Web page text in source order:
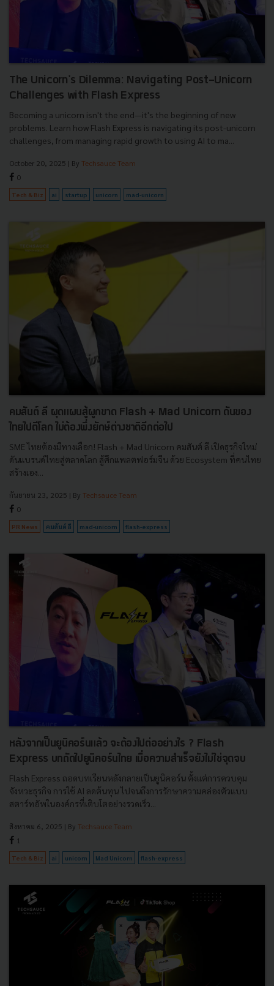
The Unicorn's Dilemma: Navigating Post-Unicorn
Challenges with Flash Express
Becoming a unicorn isn't the end—it's the beginning of new
problems. Learn how Flash Express is navigating its post-unicorn
challenges, from managing rapid growth to using AI to ma...
October 20, 2025 | By Techsauce Team
0
Tech & Biz ai startup unicorn mad-unicorn
คมสันต์ ลี ผุดแผนสู้ผูกขาด Flash + Mad Unicorn ดันของ
ไทยไปตีโลก ไม่ต้องพึ่งยักษ์ต่างชาติอีกต่อไป
SME ไทยต้องมีทางเลือก! Flash + Mad Unicorn คมสันต์ ลี เปิดธุรกิจใหม่
ดันแบรนด์ไทยสู่ตลาดโลก สู้ศึกแพลตฟอร์มจีน ด้วย Ecosystem ที่คนไทย
สร้างเอง...
กันยายน 23, 2025 | By Techsauce Team
0
PR News คมสันต์ ลี mad-unicorn flash-express
หลังจากเป็นยูนิคอร์นแล้ว จะต้องไปต่ออย่างไร ? Flash
Express บทถัดไปยูนิคอร์นไทย เมื่อความสำเร็จยังไม่ใช่จุดจบ
Flash Express ถอดบทเรียนหลังกลายเป็นยูนิคอร์น ตั้งแต่การควบคุม
จังหวะธุรกิจ การใช้ AI ลดต้นทุน ไปจนถึงการรักษาความคล่องตัวแบบ
สตาร์ทอัพในองค์กรที่เติบโตอย่างรวดเร็ว...
สิงหาคม 6, 2025 | By Techsauce Team
1
Tech & Biz ai unicorn Mad Unicorn flash-express